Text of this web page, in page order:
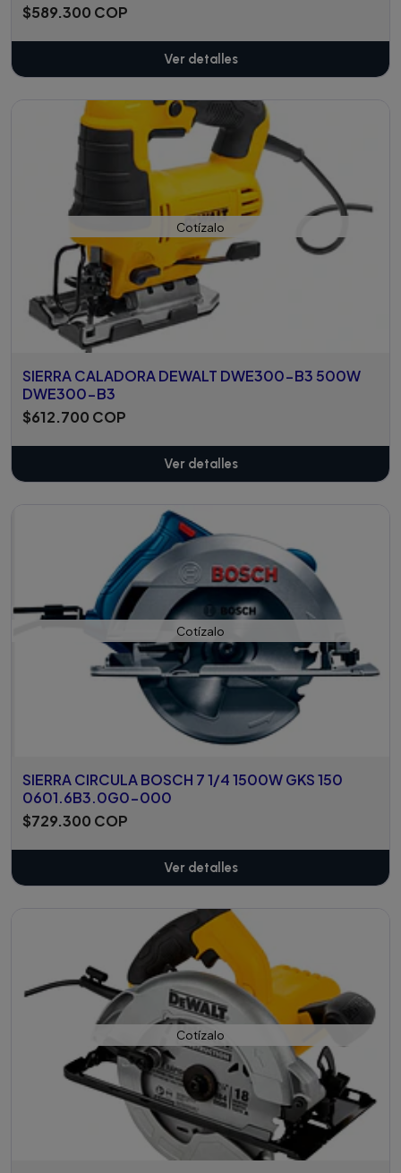
$589.300 COP
Ver detalles
Cotízalo
SIERRA CALADORA DEWALT DWE300-B3 500W
DWE300-B3
$612.700 COP
Ver detalles
Cotízalo
SIERRA CIRCULA BOSCH 7 1/4 1500W GKS 150
0601.6B3.0G0-000
$729.300 COP
Ver detalles
Cotízalo